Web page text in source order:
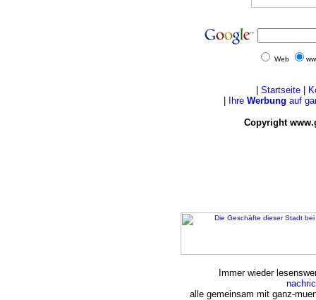
Web
Startseite
Ihre Werbung auf
Copyright
Immer wieder
alle gemeinsam mit ganz-